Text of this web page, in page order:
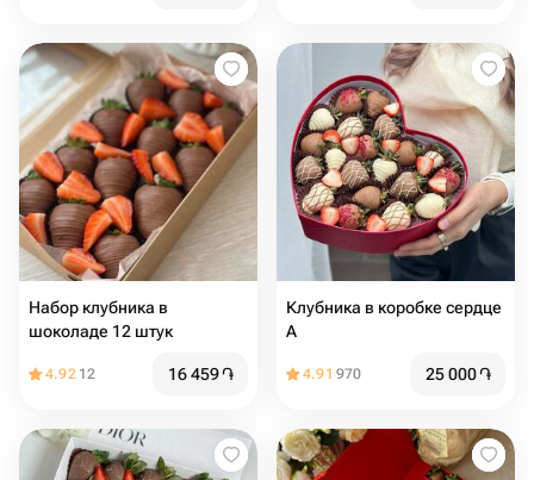
Набор клубника в
шоколаде 12 штук
4.92 12 16 459֏
Клубника в коробке сердце
A
4.91 970 25 000֏